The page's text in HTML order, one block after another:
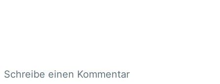
Schreibe einen Kommentar